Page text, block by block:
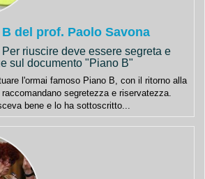
del prof. Paolo Savona
riuscire deve essere segreta e
sul documento "Piano B"
l'ormai famoso Piano B, con il ritorno alla
segretezza e riservatezza.
bene e lo ha sottoscritto...